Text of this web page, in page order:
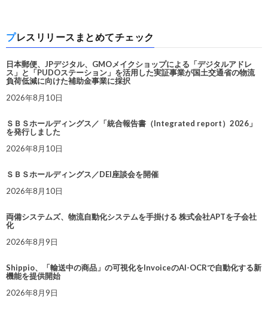
プレスリリースまとめてチェック
日本郵便、JPデジタル、GMOメイクショップによる「デジタルアドレ
ス」と「PUDOステーション」を活用した実証事業が国土交通省の物流
負荷低減に向けた補助金事業に採択
2026年8月10日
ＳＢＳホールディングス／「統合報告書（Integrated report）2026」
を発行しました
2026年8月10日
ＳＢＳホールディングス／DEI座談会を開催
2026年8月10日
両備システムズ、物流自動化システムを手掛ける 株式会社APTを子会社
化
2026年8月9日
Shippio、「輸送中の商品」の可視化をInvoiceのAI-OCRで自動化する新
機能を提供開始
2026年8月9日